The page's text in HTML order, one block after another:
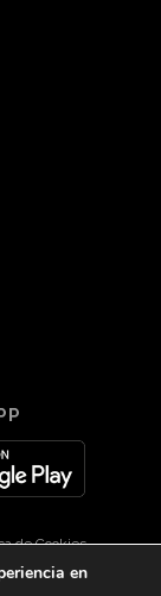
de Cookies
en